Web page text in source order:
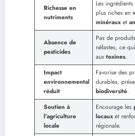
Richesse en
nutriments
Les
plus riches en
minéraux et
Absence de
pesticides
Pas de
néfastes, ce
aux toxines.
Impact
environnemental
réduit
Favorise des
durables,
biodiversité.
Soutien à
l’agriculture
locale
Encourage les
locaux et
régionale.